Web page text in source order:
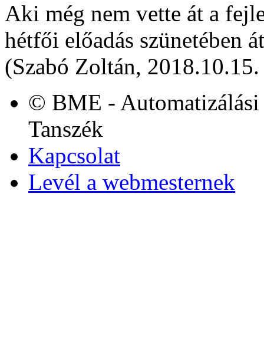
Aki még nem vette át a
hétfői előadás szünetében
(Szabó Zoltán,
© BME -
Tanszék
Kapcsolat
Levél a webmesternek